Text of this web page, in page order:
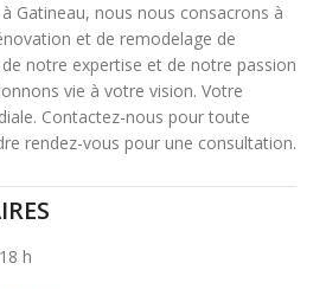
Gatineau, nous nous consacrons à
et de remodelage de
notre expertise et de notre passion
vie à votre vision. Votre
Contactez-nous pour toute
rendez-vous pour une consultation.
h